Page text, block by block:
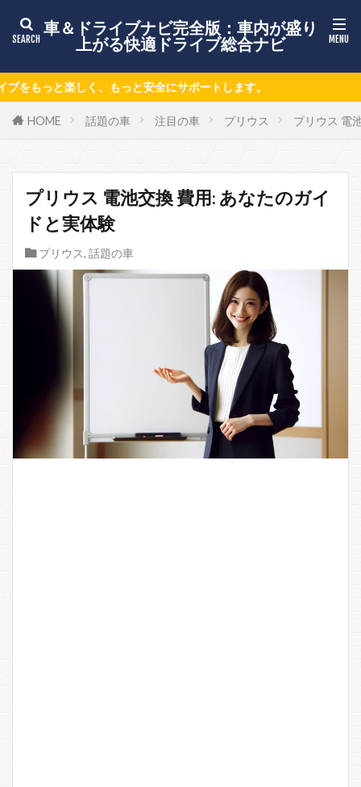
車＆ドライブナビ完全版：車内が盛り
上がる快適ドライブ総合ナビ
サポートします。
HOME 話題の車 注目の車 プリウス プリウス 電
プリウス 電池交換 費用: あなたのガイ
ドと実体験
プリウス, 話題の車